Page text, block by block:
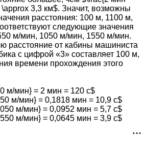
3,3 км$. Значит, возможны
расстояния: 100 м, 1100 м,
следующие значения
м/мин, 1050 м/мин, 1550 м/мин.
расстояние от кабины машиниста
с цифрой «3» составляет 100 м,
времени прохождения этого
м/мин} = 2 мин = 120 с$
м/мин} = 0,1818 мин = 10,9 с$
м/мин} = 0,0952 мин = 5,7 с$
м/мин} = 0,0645 мин = 3,9 с$